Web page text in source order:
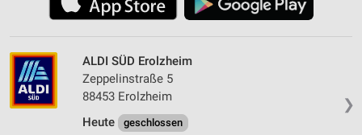
❯
ALDI SÜD Erolzheim
Zeppelinstraße 5
88453 Erolzheim
Heute
geschlossen